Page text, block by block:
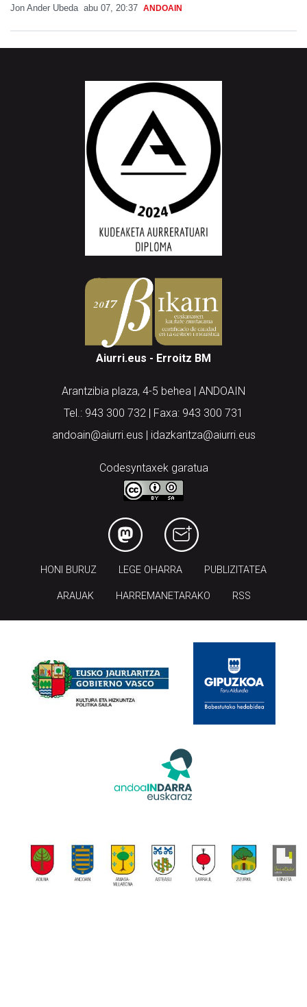
Jon Ander Ubeda abu 07, 20:37 ANDOAIN
Aiurri.eus - Erroitz BM
Arantzibia plaza, 4-5 behea | ANDOAIN
Tel.: 943 300 732 | Faxa: 943 300 731
andoain@aiurri.eus | idazkaritza@aiurri.eus
Codesyntaxek garatua
HONI BURUZ LEGE OHARRA PUBLIZITATEA
ARAUAK HARREMANETARAKO RSS